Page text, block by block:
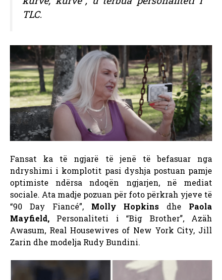
TLC.
Fansat ka të ngjarë të jenë të befasuar nga
ndryshimi i komplotit pasi dyshja postuan pamje
optimiste ndërsa ndoqën ngjarjen, në mediat
sociale. Ata madje pozuan për foto përkrah yjeve të
“90 Day Fiancé”, Molly Hopkins dhe Paola
Mayfield, Personaliteti i “Big Brother”, Azäh
Awasum, Real Housewives of New York City, Jill
Zarin dhe modelja Rudy Bundini.